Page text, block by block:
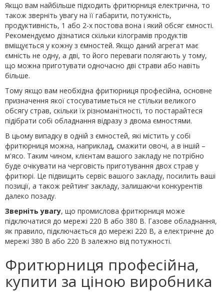
Якщо вам найбільше підходить фритюрниця електрична, то
також зверніть увагу на її габарити, потужність,
продуктивність, 1 або 2-х постова вона і який обсяг ємності.
Рекомендуємо дізнатися скільки кілограмів продуктів
вміщується у кожну з ємностей. Якщо даний агрегат має
ємність не одну, а дві, то його переваги полягають у тому,
що можна приготувати одночасно дві страви або навіть
більше.
Тому якщо вам необхідна фритюрниця професійна, основне
призначення якої стосуватиметься не стільки великого
обсягу страв, скільки їх різноманітності, то постарайтеся
підібрати собі обладнання відразу з двома ємностями.
В цьому випадку в одній з ємностей, які містить у собі
фритюрниця можна, наприклад, смажити овочі, а в іншій –
м'ясо. Таким чином, клієнтам вашого закладу не потрібно
буде очікувати на черговість приготування двох страв у
фритюрі. Це підвищить сервіс вашого закладу, посилить ваші
позиції, а також рейтинг закладу, залишаючи конкурентів
далеко позаду.
Зверніть увагу, що промислова фритюрниця може
підключатися до мережі 220 В або 380 В. Газове обладнання,
як правило, підключається до мережі 220 В, а електричне до
мережі 380 В або 220 В залежно від потужності.
Фритюрниця професійна,
купити за ціною виробника